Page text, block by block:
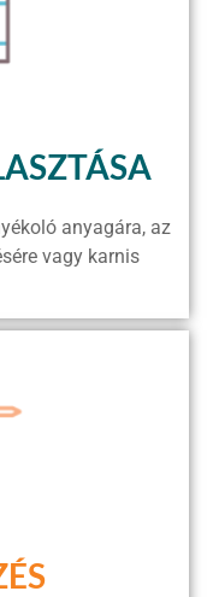
anyagára, az
vagy karnis